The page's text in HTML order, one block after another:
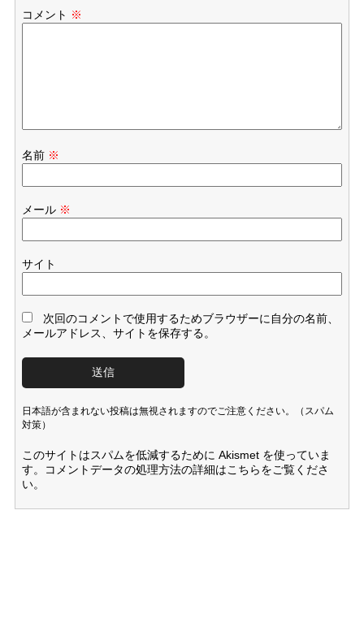
コメント ※
名前 ※
メール ※
サイト
次回のコメントで使用するためブラウザーに自分の名前、
メールアドレス、サイトを保存する。
日本語が含まれない投稿は無視されますのでご注意ください。（スパム
対策）
このサイトはスパムを低減するために Akismet を使っていま
す。
コメントデータの処理方法の詳細はこちらをご覧くださ
い。